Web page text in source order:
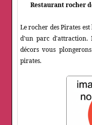
Restaurant rocher
Le rocher des Pirates
d'un parc d'attraction.
décors vous
pirates.